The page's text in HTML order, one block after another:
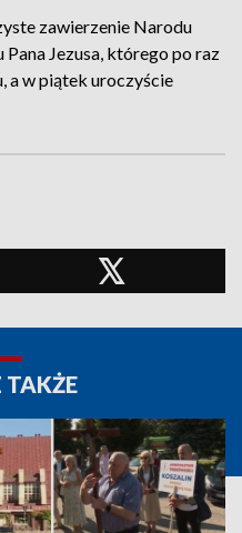
zawierzenie Narodu
Jezusa, którego po raz
a w piątek uroczyście
TAKŻE